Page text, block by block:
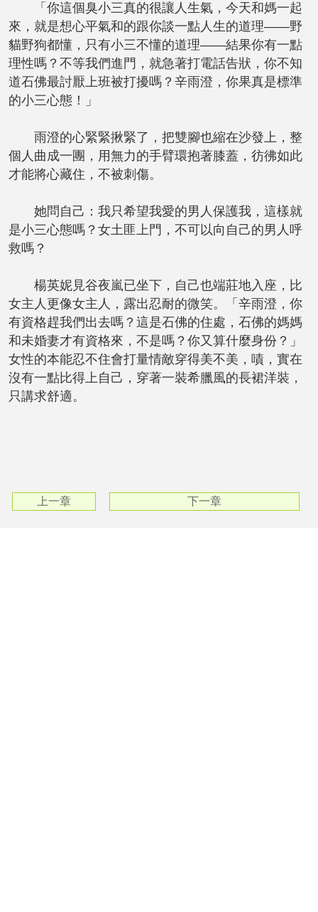
「你這個臭小三真的很讓人生氣，今天和媽一起
來，就是想心平氣和的跟你談一點人生的道理——野
貓野狗都懂，只有小三不懂的道理——結果你有一點
理性嗎？不等我們進門，就急著打電話告狀，你不知
道石佛最討厭上班被打擾嗎？辛雨澄，你果真是標準
的小三心態！」
雨澄的心緊緊揪緊了，把雙腳也縮在沙發上，整
個人曲成一團，用無力的手臂環抱著膝蓋，彷彿如此
才能將心藏住，不被刺傷。
她問自己：我只希望我愛的男人保護我，這樣就
是小三心態嗎？女土匪上門，不可以向自己的男人呼
救嗎？
楊英妮見谷夜嵐已坐下，自己也端莊地入座，比
女主人更像女主人，露出忍耐的微笑。「辛雨澄，你
有資格趕我們出去嗎？這是石佛的住處，石佛的媽媽
和未婚妻才有資格來，不是嗎？你又算什麼身份？」
女性的本能忍不住會打量情敵穿得美不美，嘖，實在
沒有一點比得上自己，穿著一裝希臘風的長裙洋裝，
只講求舒適。
上一章 下一章